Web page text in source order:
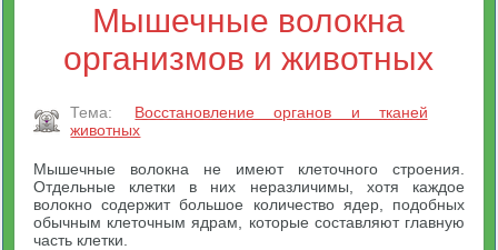
Мышечные волокна
организмов и животных
Тема:
Восстановление органов и тканей
животных
Мышечные волокна не имеют клеточного строения.
Отдельные клетки в них неразличимы, хотя каждое
волокно содержит большое количество ядер, подобных
обычным клеточным ядрам, которые составляют главную
часть клетки.